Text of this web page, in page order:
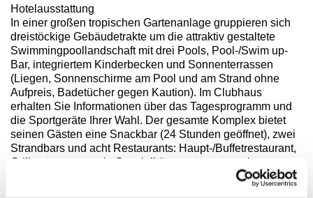
Hotelausstattung
In einer großen tropischen Gartenanlage gruppieren sich
dreistöckige Gebäudetrakte um die attraktiv gestaltete
Swimmingpoollandschaft mit drei Pools, Pool-/Swim up-
Bar, integriertem Kinderbecken und Sonnenterrassen
(Liegen, Sonnenschirme am Pool und am Strand ohne
Aufpreis, Badetücher gegen Kaution). Im Clubhaus
erhalten Sie Informationen über das Tagesprogramm und
die Sportgeräte Ihrer Wahl. Der gesamte Komplex bietet
seinen Gästen eine Snackbar (24 Stunden geöffnet), zwei
Strandbars und acht Restaurants: Haupt-/Buffetrestaurant,
Grillrestaurant sowie Spezialitätenrestaurants mit
italienischer, kubanischer und mexikanischer Küche. Ein
Souvenirshop, ein Friseur, ein Internet-Service und ein